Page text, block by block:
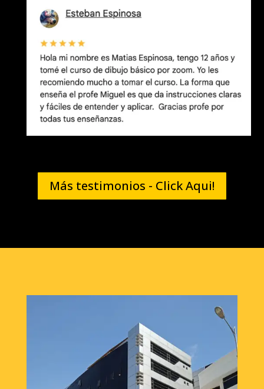
Más testimonios - Click Aqui!